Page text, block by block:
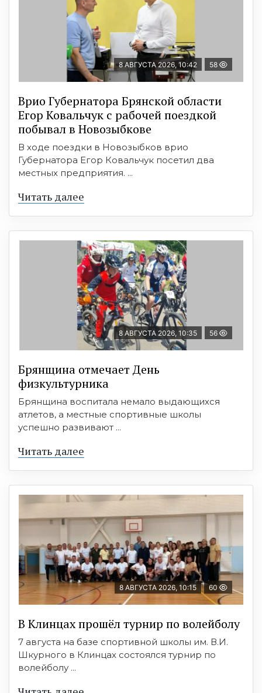
8 АВГУСТА 2026, 10:42 58
Врио Губернатора Брянской области
Егор Ковальчук с рабочей поездкой
побывал в Новозыбкове
В ходе поездки в Новозыбков врио
Губернатора Егор Ковальчук посетил два
местных предприятия. ...
Читать далее
8 АВГУСТА 2026, 10:35 56
Брянщина отмечает День
физкультурника
Брянщина воспитала немало выдающихся
атлетов, а местные спортивные школы
успешно развивают ...
Читать далее
8 АВГУСТА 2026, 10:15 60
В Клинцах прошёл турнир по волейболу
7 августа на базе спортивной школы им. В.И.
Шкурного в Клинцах состоялся турнир по
волейболу ...